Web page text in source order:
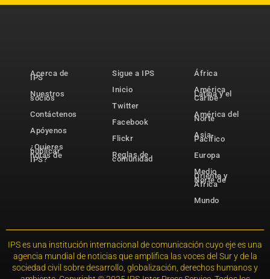
Acerca de
IPS
Nuestros
socios
Contáctenos
Apóyenos
¿Quieres
publicar
notas de
IPS?
Sigue a IPS
Inicio
Twitter
Facebook
Flickr
Reglas de
comunidad
África
América
Latina y el
Caribe
América del
Norte
Asia-
Pacífico
Europa
Medio
Oriente y
Norte de
África
Mundo
IPS es una institución internacional de comunicación cuyo eje es una
agencia mundial de noticias que amplifica las voces del Sur y de la
sociedad civil sobre desarrollo, globalización, derechos humanos y